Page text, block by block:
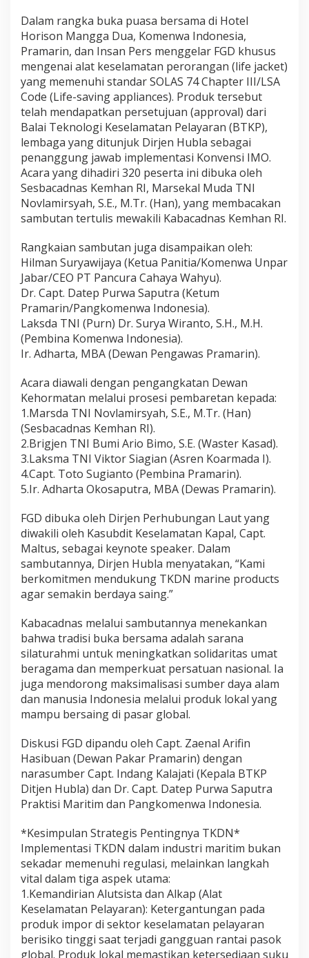
M
e
n
g
u
t
m
a
k
a
n
P
r
o
d
u
a
l
a
m
e
g
e
r
​Dalam rangka buka puasa bersama di Hotel
Horison Mangga Dua, Komenwa Indonesia,
Pramarin, dan Insan Pers menggelar FGD khusus
mengenai alat keselamatan perorangan (life jacket)
yang memenuhi standar SOLAS 74 Chapter III/LSA
Code (Life-saving appliances). Produk tersebut
telah mendapatkan persetujuan (approval) dari
Balai Teknologi Keselamatan Pelayaran (BTKP),
lembaga yang ditunjuk Dirjen Hubla sebagai
penanggung jawab implementasi Konvensi IMO.
​Acara yang dihadiri 320 peserta ini dibuka oleh
Sesbacadnas Kemhan RI, Marsekal Muda TNI
Novlamirsyah, S.E., M.Tr. (Han), yang membacakan
sambutan tertulis mewakili Kabacadnas Kemhan RI.
​Rangkaian sambutan juga disampaikan oleh:
​Hilman Suryawijaya (Ketua Panitia/Komenwa Unpar
Jabar/CEO PT Pancura Cahaya Wahyu).
​Dr. Capt. Datep Purwa Saputra (Ketum
Pramarin/Pangkomenwa Indonesia).
​Laksda TNI (Purn) Dr. Surya Wiranto, S.H., M.H.
(Pembina Komenwa Indonesia).
​Ir. Adharta, MBA (Dewan Pengawas Pramarin).
​Acara diawali dengan pengangkatan Dewan
Kehormatan melalui prosesi pembaretan kepada:
1.​Marsda TNI Novlamirsyah, S.E., M.Tr. (Han)
(Sesbacadnas Kemhan RI).
2.​Brigjen TNI Bumi Ario Bimo, S.E. (Waster Kasad).
3.​Laksma TNI Viktor Siagian (Asren Koarmada I).
4.​Capt. Toto Sugianto (Pembina Pramarin).
5.​Ir. Adharta Okosaputra, MBA (Dewas Pramarin).
​FGD dibuka oleh Dirjen Perhubungan Laut yang
diwakili oleh Kasubdit Keselamatan Kapal, Capt.
Maltus, sebagai keynote speaker. Dalam
sambutannya, Dirjen Hubla menyatakan, “Kami
berkomitmen mendukung TKDN marine products
agar semakin berdaya saing.”
​Kabacadnas melalui sambutannya menekankan
bahwa tradisi buka bersama adalah sarana
silaturahmi untuk meningkatkan solidaritas umat
beragama dan memperkuat persatuan nasional. Ia
juga mendorong maksimalisasi sumber daya alam
dan manusia Indonesia melalui produk lokal yang
mampu bersaing di pasar global.
​Diskusi FGD dipandu oleh Capt. Zaenal Arifin
Hasibuan (Dewan Pakar Pramarin) dengan
narasumber Capt. Indang Kalajati (Kepala BTKP
Ditjen Hubla) dan Dr. Capt. Datep Purwa Saputra
Praktisi Maritim dan Pangkomenwa Indonesia.
*Kesimpulan Strategis Pentingnya TKDN*
​Implementasi TKDN dalam industri maritim bukan
sekadar memenuhi regulasi, melainkan langkah
vital dalam tiga aspek utama:
​1.Kemandirian Alutsista dan Alkap (Alat
Keselamatan Pelayaran): Ketergantungan pada
produk impor di sektor keselamatan pelayaran
berisiko tinggi saat terjadi gangguan rantai pasok
global. Produk lokal memastikan ketersediaan suku